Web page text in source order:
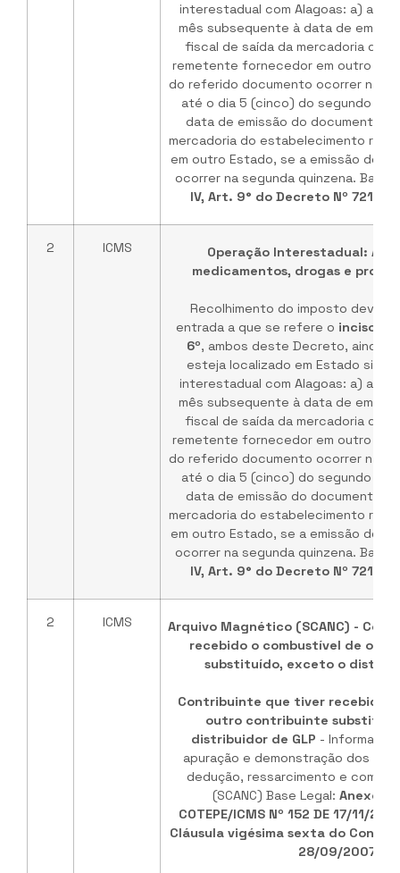
interestadual com Alagoas: a) até
mês subsequente à data de
fiscal de saída da mercadoria do
remetente fornecedor em outro
do referido documento ocorrer na
até o dia 5 (cinco) do segundo
data de emissão do documento
mercadoria do estabelecimento
em outro Estado, se a emissão do
ocorrer na segunda quinzena. Base
IV, Art. 9° do Decreto Nº 72101
2 ICMS
Operação Interestadual:
medicamentos, drogas e
Recolhimento do imposto devido
entrada a que se refere o inciso I
6º, ambos deste Decreto, ainda
esteja localizado em Estado
interestadual com Alagoas: a) até
mês subsequente à data de
fiscal de saída da mercadoria do
remetente fornecedor em outro
do referido documento ocorrer na
até o dia 5 (cinco) do segundo
data de emissão do documento
mercadoria do estabelecimento
em outro Estado, se a emissão do
ocorrer na segunda quinzena. Base
IV, Art. 9° do Decreto Nº 72101
2 ICMS
Arquivo Magnético (SCANC) -
recebido o combustível de
substituído, exceto o
Contribuinte que tiver recebido
outro contribuinte
distribuidor de GLP -
apuração e demonstração dos
dedução, ressarcimento e
(SCANC) Base Legal: Anexo
COTEPE/ICMS Nº 152 DE 17/11/
Cláusula vigésima sexta do
28/09/2007